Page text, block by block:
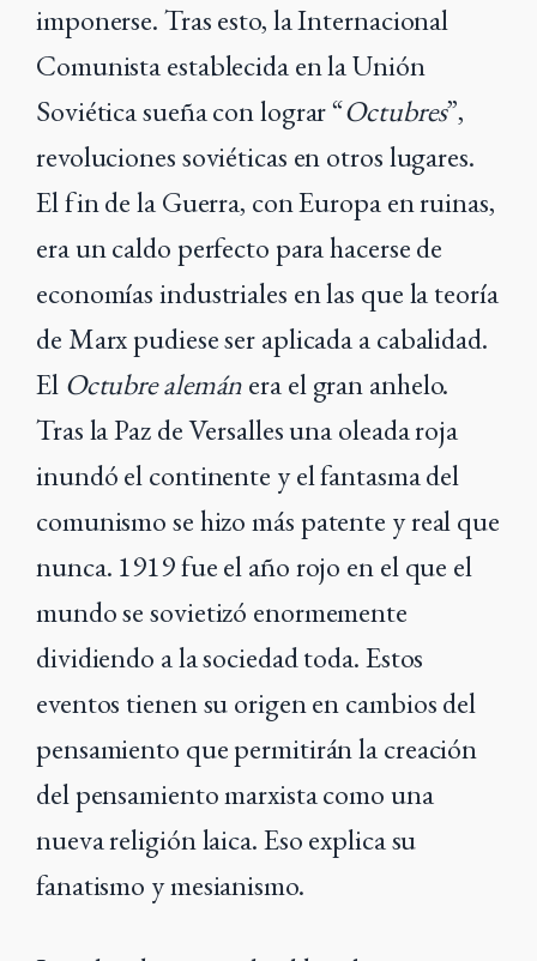
imponerse. Tras esto, la Internacional
Comunista establecida en la Unión
Soviética sueña con lograr “Octubres”,
revoluciones soviéticas en otros lugares.
El fin de la Guerra, con Europa en ruinas,
era un caldo perfecto para hacerse de
economías industriales en las que la teoría
de Marx pudiese ser aplicada a cabalidad.
El Octubre alemánera el gran anhelo.
Tras la Paz de Versalles una oleada roja
inundó el continente y el fantasma del
comunismo se hizo más patente y real que
nunca. 1919 fue el año rojo en el que el
mundo se sovietizó enormemente
dividiendo a la sociedad toda. Estos
eventos tienen su origen en cambios del
pensamiento que permitirán la creación
del pensamiento marxista como una
nueva religión laica. Eso explica su
fanatismo y mesianismo.